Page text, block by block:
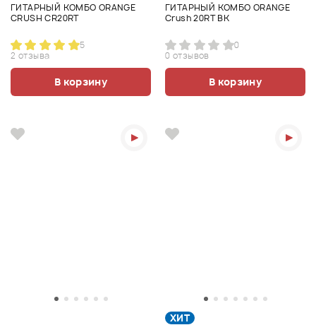
ГИТАРНЫЙ КОМБО ORANGE
CRUSH CR20RT
5
2 отзыва
В корзину
ГИТАРНЫЙ КОМБО ORANGE
Crush 20RT BK
0
0 отзывов
В корзину
ХИТ